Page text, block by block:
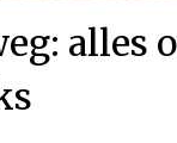
alles